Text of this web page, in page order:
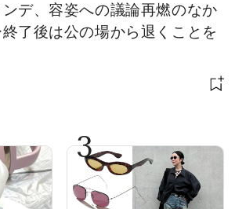
デ、容姿への議論再燃のなか
了後は公の場から退くことを
3